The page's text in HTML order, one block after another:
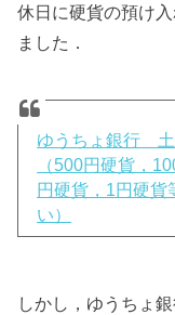
休日に硬貨の預け
ました．
ゆうちょ銀行 土
（500円硬貨，
円硬貨，1円硬貨
い）
しかし，ゆうちょ